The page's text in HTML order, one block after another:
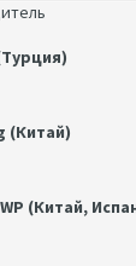
(Китай)
(Китай,